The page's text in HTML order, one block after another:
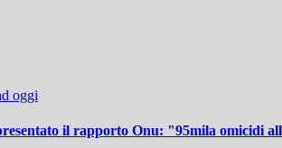
oggi
il rapporto Onu: "95mila omicidi